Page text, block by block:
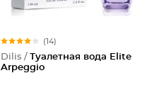
(14)
Dilis / Туалетная вода Elite
Arpeggio